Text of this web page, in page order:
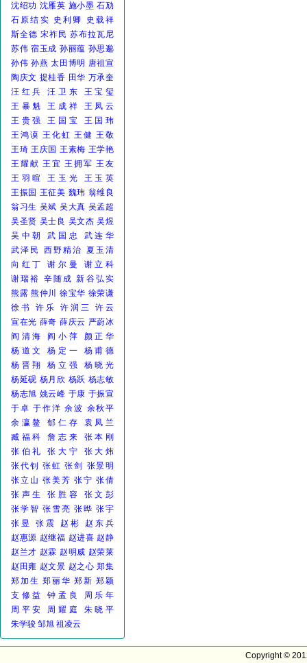
沈绍功 沈雁英 施小墨 石劢
石原结实 史利卿
史载祥
斯全德 宋祚民 苏布拉瓦尼
苏伟 宿玉成 孙丽蕴 孙思邈
孙伟 孙燕 太田博明 唐祖宣
陶庆文 提桂香 田华 万承奎
汪红兵
汪卫东
王宝玺
王暴魁
王成祥
王凤云
王贵强
王国宝
王国玮
王鸿谟 王化虹 王健 王敬
王琦 王庆国 王素梅 王学艳
王耀献 王宜 王拥军 王友
王羽暄
王玉光
王玉英
王振国 王征美 魏玮 翁维良
翁习生 吴斌 吴大真 吴孟超
吴圣贤 吴士良 吴文杰 吴煜
吴中朝
武国忠
武连华
武泽民
西野精治 夏玉清
向红丁
谢尔曼
谢立科
谢瑞裕 辛随成 新谷弘实
熊露 熊仲川 徐宝华 徐荣谦
徐书
许乐 许润三
许云
宣在光 薛奇 薛庆云 严蔚冰
阎清海
阎小萍
颜正华
杨道文
杨定一
杨甫德
杨晋翔
杨立强
杨晓光
杨延砚 杨月欣 杨跃 杨志敏
杨志旭 姚云峰 于康 于振宣
于卓 于作洋 余波 余秋平
余瀛鳌
郁仁存
袁凤兰
臧福科
詹志来
张本刚
张伯礼
张大宁
张大炜
张代钊
张虹 张剑
张景明
张立山 张美芳 张宁 张倩
张声生
张胜容
张文彭
张学智 张雪亮 张晔 张宇
张昱
张震 赵彬
赵东兵
赵惠源 赵继福 赵进喜 赵静
赵兰才 赵霖 赵明威 赵荣莱
赵田雍 赵文景 赵之心 郑集
郑加生 郑丽华 郑新 郑颖
支修益
钟孟良
周乐年
周平安
周耀庭
朱晓平
朱学骏 邹旭 祖凌云
Copyright ©